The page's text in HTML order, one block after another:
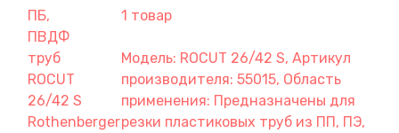
1 товар
Модель: ROCUT 26/42 S, Артикул
производителя: 55015, Область
применения: Предназначены для
резки пластиковых труб из ПП, ПЭ,